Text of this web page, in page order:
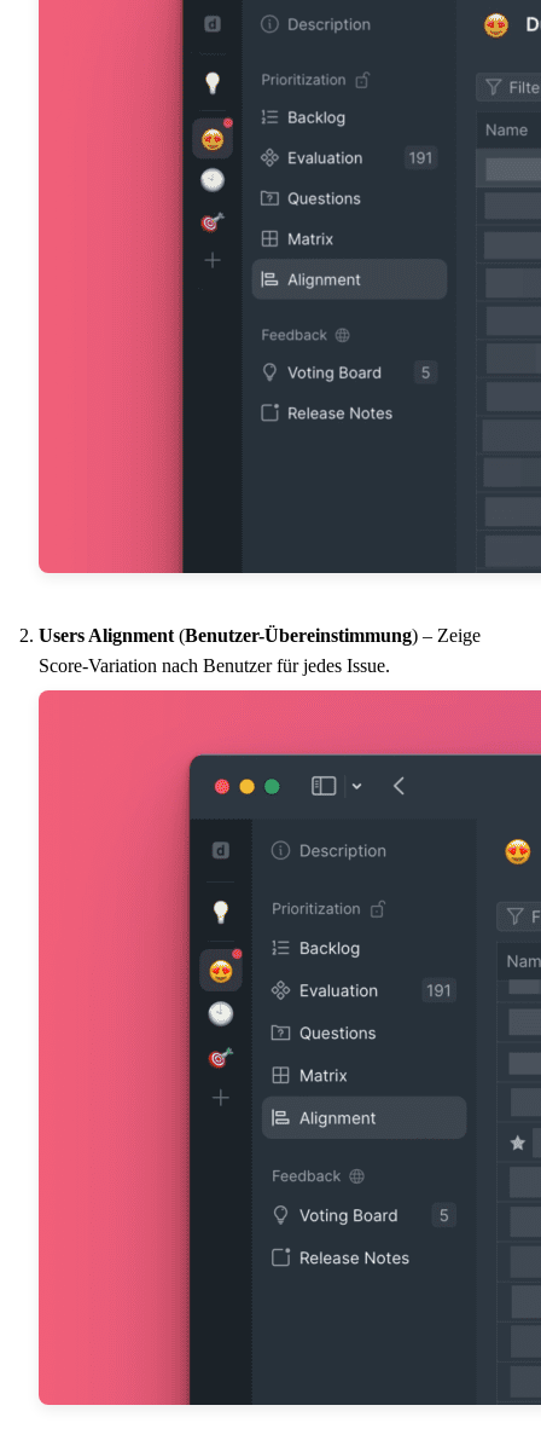
Users Alignment (Benutzer-Übereinstimmung) – Zeige
Score-Variation nach Benutzer für jedes Issue.